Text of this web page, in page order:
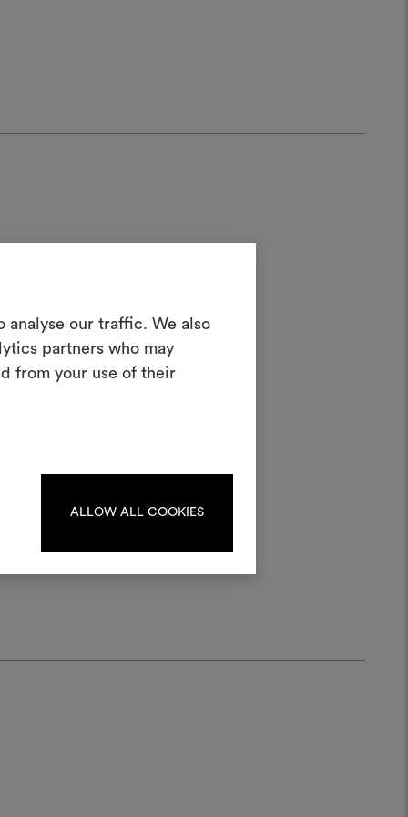
analyse our traffic. We also
partners who may
from your use of their
ALLOW ALL COOKIES
Tool, mit dem Sie Ihre Ideen zum
und mit anderen teilen können,
zu erstellen oder
oder registrieren Sie sich.